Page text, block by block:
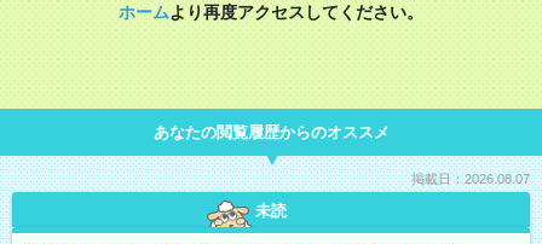
ホームより再度アクセスしてください。
あなたの閲覧履歴からのオススメ
掲載日：2026.08.07
未読